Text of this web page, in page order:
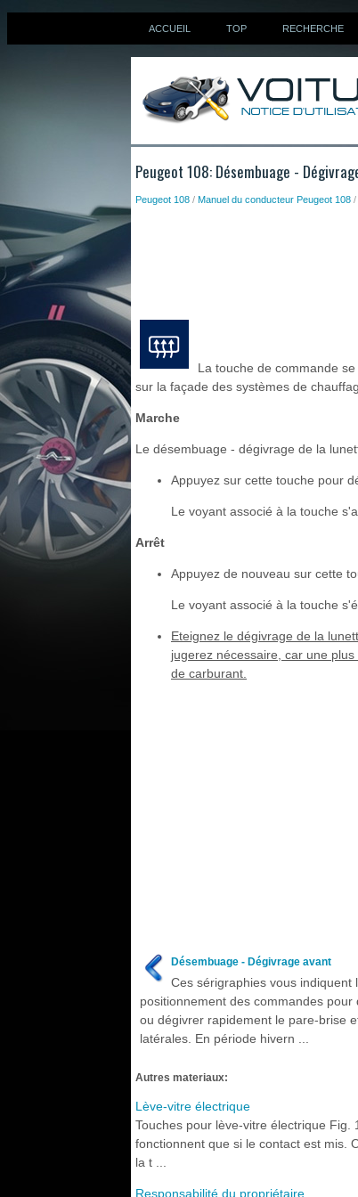
ACCUEIL TOP RECHERCHE
Peugeot 108: Désembuage -
Peugeot 108 / Manuel du conducteur Peugeot 108 /
La touche de commande se
sur la façade des systèmes de
Marche
Le désembuage - dégivrage de la
Appuyez sur cette touche pour
Le voyant associé à la touche
Arrêt
Appuyez de nouveau sur cette
Le voyant associé à la touche
Eteignez le dégivrage de la
jugerez nécessaire, car une
de carburant.
Désembuage - Dégivrage avant
Ces sérigraphies vous indiquent
positionnement des commandes pour
ou dégivrer rapidement le pare-brise
latérales. En période hivern ...
Autres materiaux:
Lève-vitre électrique
Touches pour lève-vitre électrique
fonctionnent que si le contact est mis.
la t ...
Responsabilité du propriétaire